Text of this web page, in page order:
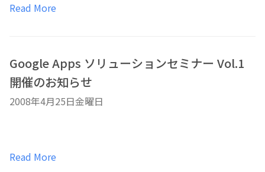
Read More
Google Apps ソリューションセミナー Vol.1
開催のお知らせ
2008年4月25日金曜日
Read More